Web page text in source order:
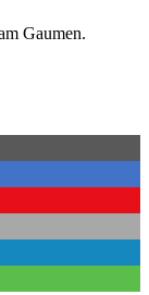
Gaumen.